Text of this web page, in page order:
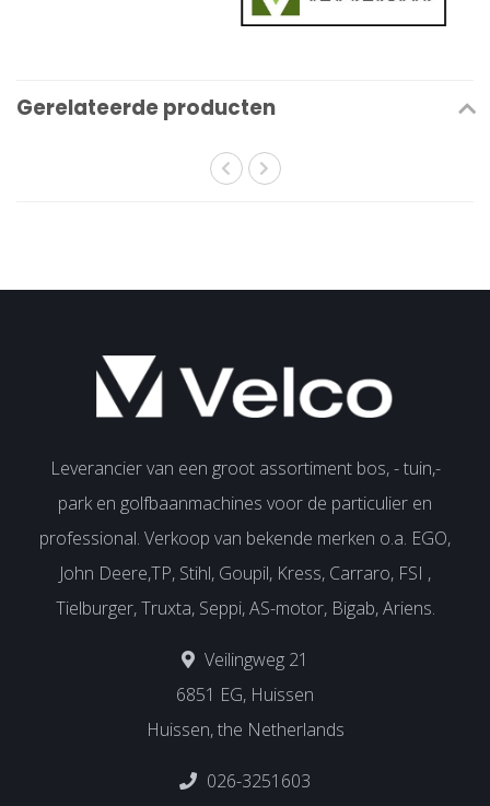
Gerelateerde producten
Leverancier van een groot assortiment bos, - tuin,-
park en golfbaanmachines voor de particulier en
professional. Verkoop van bekende merken o.a. EGO,
John Deere,TP, Stihl, Goupil, Kress, Carraro, FSI ,
Tielburger, Truxta, Seppi, AS-motor, Bigab, Ariens.
Veilingweg 21
6851 EG, Huissen
Huissen, the Netherlands
026-3251603